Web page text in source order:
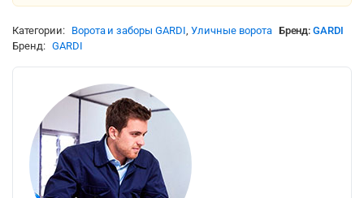
Категории: Ворота и заборы GARDI Уличные ворота Бренд:GARDI
Бренд: GARDI